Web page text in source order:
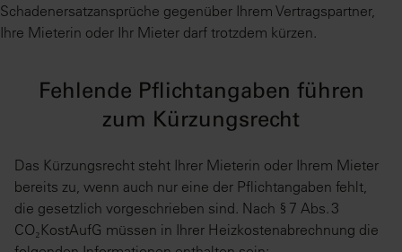
Schadenersatzansprüche gegenüber Ihrem Vertragspartner,
Ihre Mieterin oder Ihr Mieter darf trotzdem kürzen.
Fehlende Pflichtangaben führen
zum Kürzungsrecht
Das Kürzungsrecht steht Ihrer Mieterin oder Ihrem Mieter
bereits zu, wenn auch nur eine der Pflichtangaben fehlt,
die gesetzlich vorgeschrieben sind. Nach § 7 Abs. 3
CO₂KostAufG müssen in Ihrer Heizkostenabrechnung die